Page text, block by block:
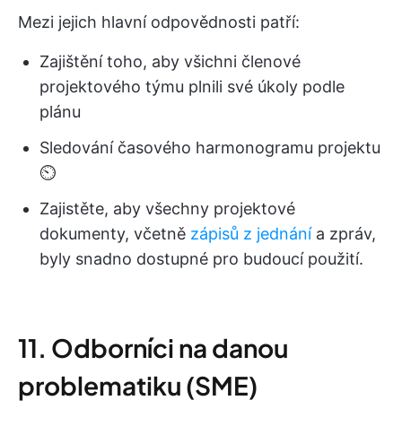
Mezi jejich hlavní odpovědnosti patří:
Zajištění toho, aby všichni členové
projektového týmu plnili své úkoly podle
plánu
Sledování časového harmonogramu projektu
⏲️
Zajistěte, aby všechny projektové
dokumenty, včetně zápisů z jednánía zpráv,
byly snadno dostupné pro budoucí použití.
11. Odborníci na danou
problematiku (SME)